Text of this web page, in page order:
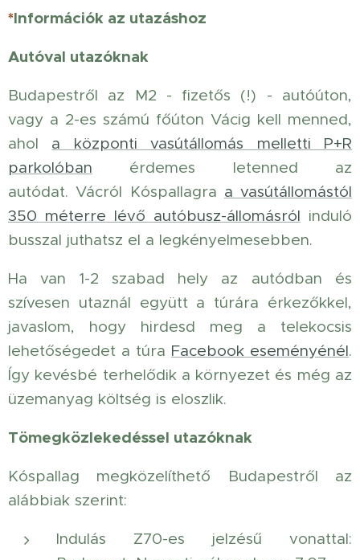
*Információk az utazáshoz
Autóval utazóknak
Budapestről az M2 - fizetős (!) - autóúton,
vagy a 2-es számú főúton Vácig kell menned,
ahol a központi vasútállomás melletti P+R
parkolóban érdemes letenned az
autódat. Vácról Kóspallagra a vasútállomástól
350 méterre lévő autóbusz-állomásról induló
busszal juthatsz el a legkényelmesebben.
Ha van 1-2 szabad hely az autódban és
szívesen utaznál együtt a túrára érkezőkkel,
javaslom, hogy hirdesd meg a telekocsis
lehetőségedet a túra Facebook eseményénél.
Így kevésbé terhelődik a környezet és még az
üzemanyag költség is eloszlik.
Tömegközlekedéssel utazóknak
Kóspallag megközelíthető Budapestről az
alábbiak szerint:
Indulás Z70-es jelzésű vonattal: